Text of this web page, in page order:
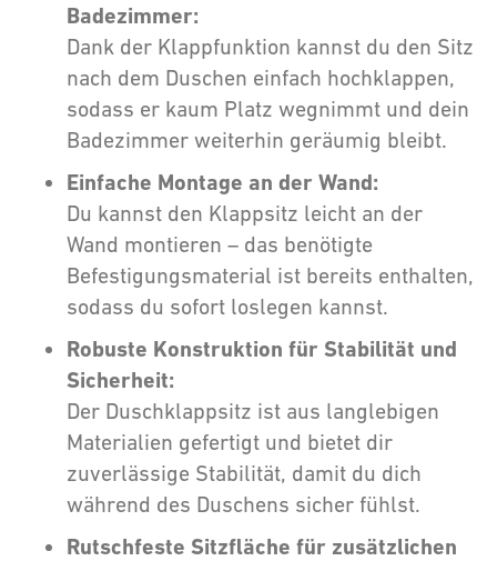
Badezimmer:
Dank der Klappfunktion kannst du den Sitz
nach dem Duschen einfach hochklappen,
sodass er kaum Platz wegnimmt und dein
Badezimmer weiterhin geräumig bleibt.
Einfache Montage an der Wand:
Du kannst den Klappsitz leicht an der
Wand montieren – das benötigte
Befestigungsmaterial ist bereits enthalten,
sodass du sofort loslegen kannst.
Robuste Konstruktion für Stabilität und
Sicherheit:
Der Duschklappsitz ist aus langlebigen
Materialien gefertigt und bietet dir
zuverlässige Stabilität, damit du dich
während des Duschens sicher fühlst.
Rutschfeste Sitzfläche für zusätzlichen